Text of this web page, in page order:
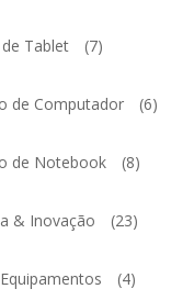
Tablet (7)
de Computador (6)
de Notebook (8)
& Inovação (23)
(4)